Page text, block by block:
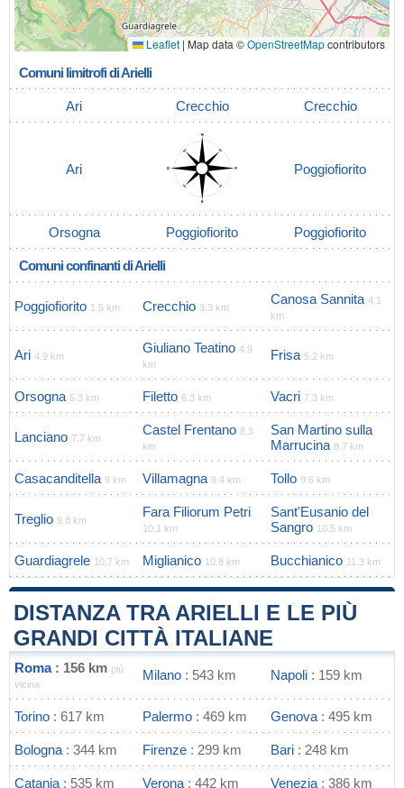
Leaflet | Map data ©OpenStreetMapcontributors
Comuni limitrofi di Arielli
Ari Crecchio Crecchio
Ari Poggiofiorito
Orsogna Poggiofiorito Poggiofiorito
Comuni confinanti di Arielli
Poggiofiorito 1.5 km Crecchio 3.3 km
Canosa Sannita 4.1
km
Ari 4.9 km
Giuliano Teatino 4.9
km
Frisa 5.2 km
Orsogna 5.3 km Filetto 6.3 km Vacri 7.3 km
Lanciano 7.7 km
Castel Frentano 8.3
km
San Martino sulla
Marrucina 8.7 km
Casacanditella 9 km Villamagna 9.4 km Tollo 9.6 km
Treglio 9.8 km
Fara Filiorum Petri
10.1 km
Sant'Eusanio del
Sangro 10.5 km
Guardiagrele 10.7 km Miglianico 10.8 km Bucchianico 11.3 km
DISTANZA TRA ARIELLI E LE PIÙ
GRANDI CITTÀ ITALIANE
Roma: 156 km più
vicina
Milano : 543 km Napoli : 159 km
Torino : 617 km Palermo : 469 km Genova : 495 km
Bologna : 344 km Firenze : 299 km Bari : 248 km
Catania : 535 km Verona : 442 km Venezia : 386 km